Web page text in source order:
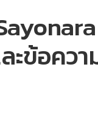
ะข้อคว